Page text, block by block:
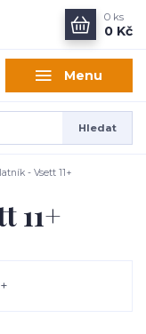
Menu
Hledat
0 ks
0 Kč
- Vsett 11+
11+